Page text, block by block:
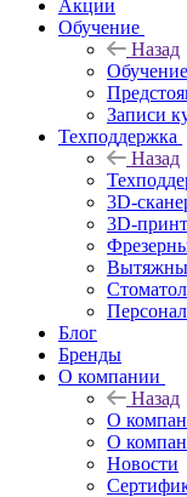
Акции
Обучение
Назад
Обучение
Записи
Техподдержка
Назад
3D-
3D-
Блог
Бренды
О компании
Назад
О
О
Новости